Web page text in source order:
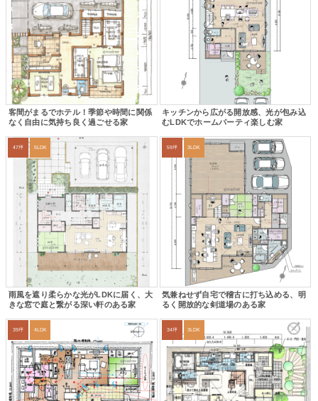
客間がまるでホテル！季節や時間に関係
なく自由に気持ち良く過ごせる家
キッチンから広がる開放感、光が包み込
むLDKでホームパーティ楽しむ家
47坪 5LDK
雨風を遮り柔らかな光がLDKに届く、大
きな窓で庭と繋がる深い軒のある家
59坪 3LDK
気兼ねせず自宅で稽古に打ち込める、明
るく開放的な剣道場のある家
39坪 4LDK 34坪 3LDK